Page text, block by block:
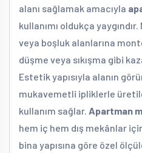
alanı sağlamak amacıyla
kullanımı oldukça
veya boşluk alanlarına
düşme veya sıkışma gibi
Estetik yapısıyla alanın
mukavemetli ipliklerle
kullanım sağlar. Apartman
hem iç hem dış mekânlar
bina yapısına göre özel